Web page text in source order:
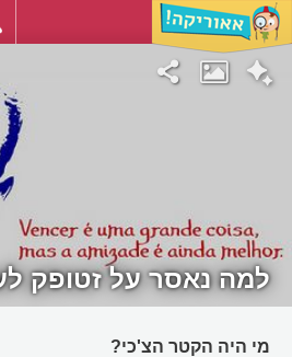
למה נאסר על זטופק
מי היה הקטר הצ'כי?